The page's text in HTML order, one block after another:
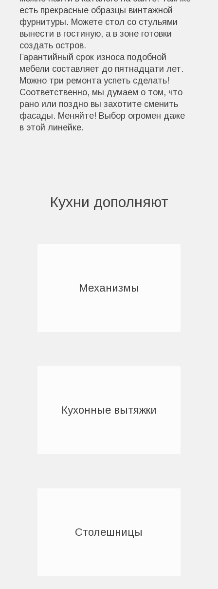
есть прекрасные образцы винтажной
фурнитуры. Можете стол со стульями
вынести в гостиную, а в зоне готовки
создать остров.
Гарантийный срок износа подобной
мебели составляет до пятнадцати лет.
Можно три ремонта успеть сделать!
Соответственно, мы думаем о том, что
рано или поздно вы захотите сменить
фасады. Меняйте! Выбор огромен даже
в этой линейке.
Кухни дополняют
Механизмы
Кухонные вытяжки
Столешницы